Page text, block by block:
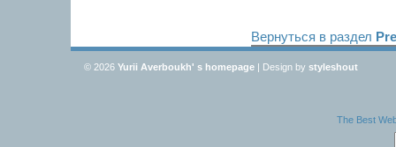
Вернуться в раздел
© 2026 Yurii Averboukh' s homepage | Design by styleshout
The Best